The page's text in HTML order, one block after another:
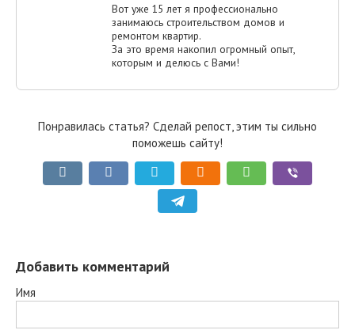
Вот уже 15 лет я профессионально
занимаюсь строительством домов и
ремонтом квартир.
За это время накопил огромный опыт,
которым и делюсь с Вами!
Понравилась статья? Сделай репост, этим ты сильно
поможешь сайту!
Добавить комментарий
Имя